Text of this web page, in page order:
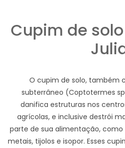
Cupim de
O cupim de solo, também
subterrâneo (Coptotermes
danifica estruturas nos
agrícolas, e inclusive destrói
parte de sua alimentação, como
metais, tijolos e isopor. Esses